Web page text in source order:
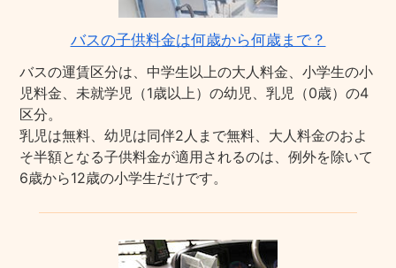
バスの子供料金は何歳から何歳まで？
バスの運賃区分は、中学生以上の大人料金、小学生の小
児料金、未就学児（1歳以上）の幼児、乳児（0歳）の4
区分。
乳児は無料、幼児は同伴2人まで無料、大人料金のおよ
そ半額となる子供料金が適用されるのは、例外を除いて
6歳から12歳の小学生だけです。